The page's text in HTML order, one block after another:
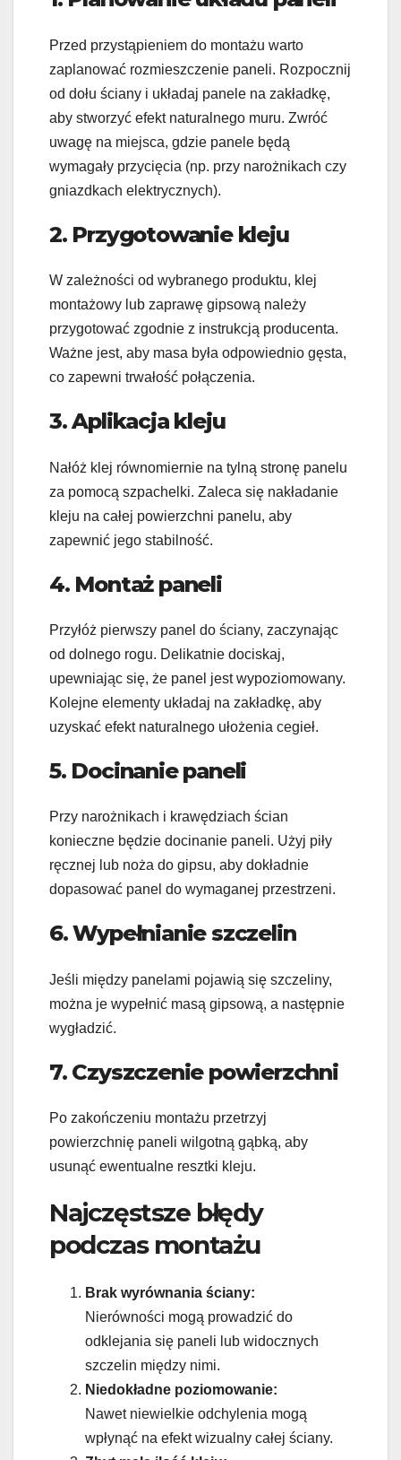
Przed przystąpieniem do montażu warto
zaplanować rozmieszczenie paneli. Rozpocznij
od dołu ściany i układaj panele na zakładkę,
aby stworzyć efekt naturalnego muru. Zwróć
uwagę na miejsca, gdzie panele będą
wymagały przycięcia (np. przy narożnikach czy
gniazdkach elektrycznych).
2. Przygotowanie kleju
W zależności od wybranego produktu, klej
montażowy lub zaprawę gipsową należy
przygotować zgodnie z instrukcją producenta.
Ważne jest, aby masa była odpowiednio gęsta,
co zapewni trwałość połączenia.
3. Aplikacja kleju
Nałóż klej równomiernie na tylną stronę panelu
za pomocą szpachelki. Zaleca się nakładanie
kleju na całej powierzchni panelu, aby
zapewnić jego stabilność.
4. Montaż paneli
Przyłóż pierwszy panel do ściany, zaczynając
od dolnego rogu. Delikatnie dociskaj,
upewniając się, że panel jest wypoziomowany.
Kolejne elementy układaj na zakładkę, aby
uzyskać efekt naturalnego ułożenia cegieł.
5. Docinanie paneli
Przy narożnikach i krawędziach ścian
konieczne będzie docinanie paneli. Użyj piły
ręcznej lub noża do gipsu, aby dokładnie
dopasować panel do wymaganej przestrzeni.
6. Wypełnianie szczelin
Jeśli między panelami pojawią się szczeliny,
można je wypełnić masą gipsową, a następnie
wygładzić.
7. Czyszczenie powierzchni
Po zakończeniu montażu przetrzyj
powierzchnię paneli wilgotną gąbką, aby
usunąć ewentualne resztki kleju.
Najczęstsze błędy
podczas montażu
Brak wyrównania ściany:
Nierówności mogą prowadzić do
odklejania się paneli lub widocznych
szczelin między nimi.
Niedokładne poziomowanie:
Nawet niewielkie odchylenia mogą
wpłynąć na efekt wizualny całej ściany.